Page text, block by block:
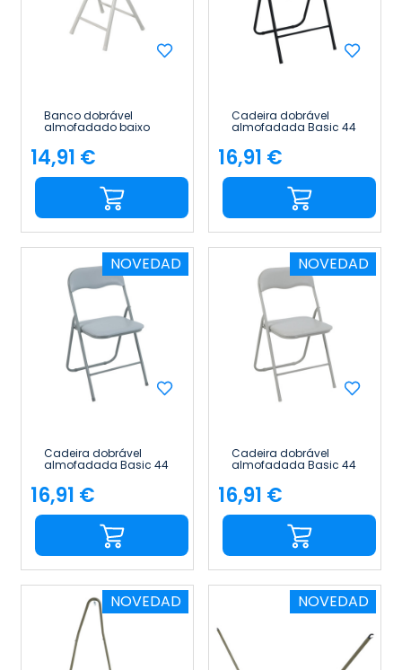
Banco dobrável
almofadado baixo
7house
Preço
14,91 €
Cadeira dobrável
almofadada Basic 44
Preço
16,91 €
NOVEDAD
Cadeira dobrável
almofadada Basic 44
Preço
16,91 €
NOVEDAD
Cadeira dobrável
almofadada Basic 44
Preço
16,91 €
NOVEDAD NOVEDAD